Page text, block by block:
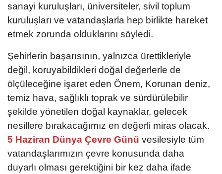
sanayi kuruluşları, üniversiteler, sivil toplum
kuruluşları ve vatandaşlarla hep birlikte hareket
etmek zorunda olduklarını söyledi.
Şehirlerin başarısının, yalnızca ürettikleriyle
değil, koruyabildikleri doğal değerlerle de
ölçüleceğine işaret eden Önem, Korunan deniz,
temiz hava, sağlıklı toprak ve sürdürülebilir
şekilde yönetilen doğal kaynaklar, gelecek
nesillere bırakacağımız en değerli miras olacak.
5 Haziran Dünya Çevre Günü vesilesiyle tüm
vatandaşlarımızın çevre konusunda daha
duyarlı olması gerektiğini bir kez daha ifade